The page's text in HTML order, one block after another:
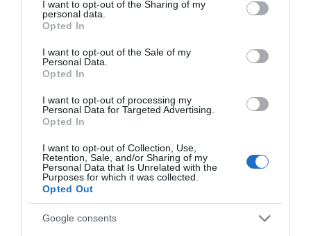
not limited to your visit or usage behaviour. You may click to
grant or deny consent to Google and its third-party tags to
use your data for below specified purposes in below Google
consent section.
I want to opt-out of the Sharing of my
personal data.
Opted In
I want to opt-out of the Sale of my
Personal Data.
Opted In
I want to opt-out of processing my
Personal Data for Targeted Advertising.
Opted In
I want to opt-out of Collection, Use,
Retention, Sale, and/or Sharing of my
Personal Data that Is Unrelated with the
Purposes for which it was collected.
Opted Out
Google consents
Ιουλίου, τότε η ίδρυση ή η προσχώρηση σε
ένα ήδη υπάρχον «εφεδρικό» κόμμα
θεωρείται από τους αναλυτές ως πολύ
πιθανή εξέλιξη.
Νέα δικαστικά μέτωπα και σενάρια
«άρσης ασυλίας»
Στο μεταξύ, σε μία νέα εξέλιξη του πολιτικού
δράματος που εκτυλίσσεται στην Τουρκία, η
Γενική Εισαγγελία Αττάλειας διαβίβασε στη
Γενική Εισαγγελία Αγκύρας φάκελο με